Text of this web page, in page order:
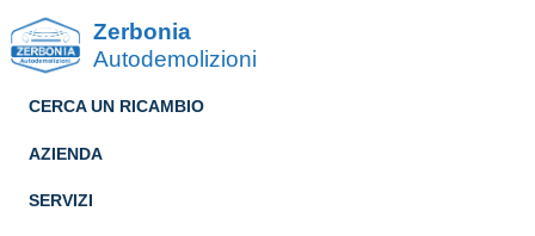
Zerbonia
Autodemolizioni
CERCA UN RICAMBIO
AZIENDA
SERVIZI